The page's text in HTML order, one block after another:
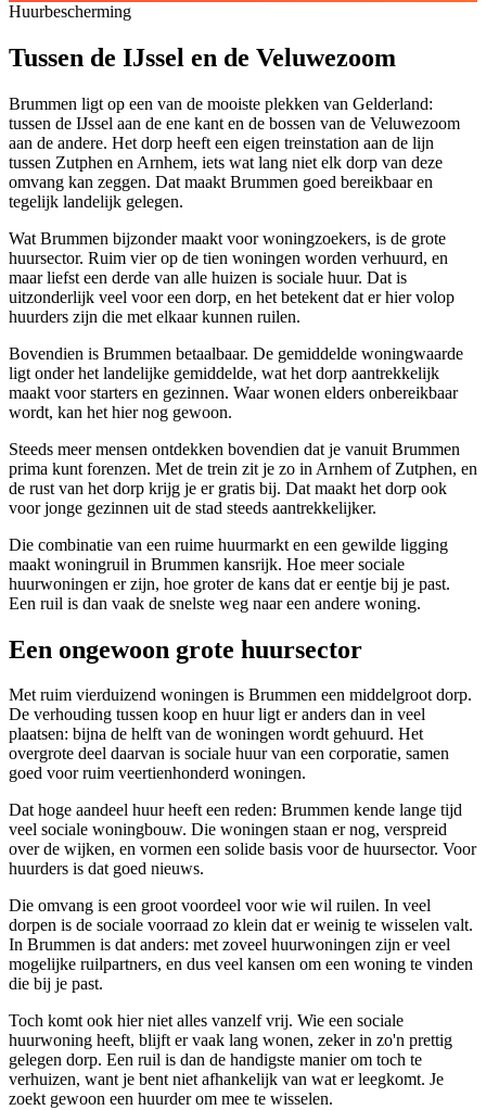
Huurbescherming
Tussen de IJssel en de Veluwezoom
Brummen ligt op een van de mooiste plekken van Gelderland:
tussen de IJssel aan de ene kant en de bossen van de Veluwezoom
aan de andere. Het dorp heeft een eigen treinstation aan de lijn
tussen Zutphen en Arnhem, iets wat lang niet elk dorp van deze
omvang kan zeggen. Dat maakt Brummen goed bereikbaar en
tegelijk landelijk gelegen.
Wat Brummen bijzonder maakt voor woningzoekers, is de grote
huursector. Ruim vier op de tien woningen worden verhuurd, en
maar liefst een derde van alle huizen is sociale huur. Dat is
uitzonderlijk veel voor een dorp, en het betekent dat er hier volop
huurders zijn die met elkaar kunnen ruilen.
Bovendien is Brummen betaalbaar. De gemiddelde woningwaarde
ligt onder het landelijke gemiddelde, wat het dorp aantrekkelijk
maakt voor starters en gezinnen. Waar wonen elders onbereikbaar
wordt, kan het hier nog gewoon.
Steeds meer mensen ontdekken bovendien dat je vanuit Brummen
prima kunt forenzen. Met de trein zit je zo in Arnhem of Zutphen, en
de rust van het dorp krijg je er gratis bij. Dat maakt het dorp ook
voor jonge gezinnen uit de stad steeds aantrekkelijker.
Die combinatie van een ruime huurmarkt en een gewilde ligging
maakt woningruil in Brummen kansrijk. Hoe meer sociale
huurwoningen er zijn, hoe groter de kans dat er eentje bij je past.
Een ruil is dan vaak de snelste weg naar een andere woning.
Een ongewoon grote huursector
Met ruim vierduizend woningen is Brummen een middelgroot dorp.
De verhouding tussen koop en huur ligt er anders dan in veel
plaatsen: bijna de helft van de woningen wordt gehuurd. Het
overgrote deel daarvan is sociale huur van een corporatie, samen
goed voor ruim veertienhonderd woningen.
Dat hoge aandeel huur heeft een reden: Brummen kende lange tijd
veel sociale woningbouw. Die woningen staan er nog, verspreid
over de wijken, en vormen een solide basis voor de huursector. Voor
huurders is dat goed nieuws.
Die omvang is een groot voordeel voor wie wil ruilen. In veel
dorpen is de sociale voorraad zo klein dat er weinig te wisselen valt.
In Brummen is dat anders: met zoveel huurwoningen zijn er veel
mogelijke ruilpartners, en dus veel kansen om een woning te vinden
die bij je past.
Toch komt ook hier niet alles vanzelf vrij. Wie een sociale
huurwoning heeft, blijft er vaak lang wonen, zeker in zo'n prettig
gelegen dorp. Een ruil is dan de handigste manier om toch te
verhuizen, want je bent niet afhankelijk van wat er leegkomt. Je
zoekt gewoon een huurder om mee te wisselen.